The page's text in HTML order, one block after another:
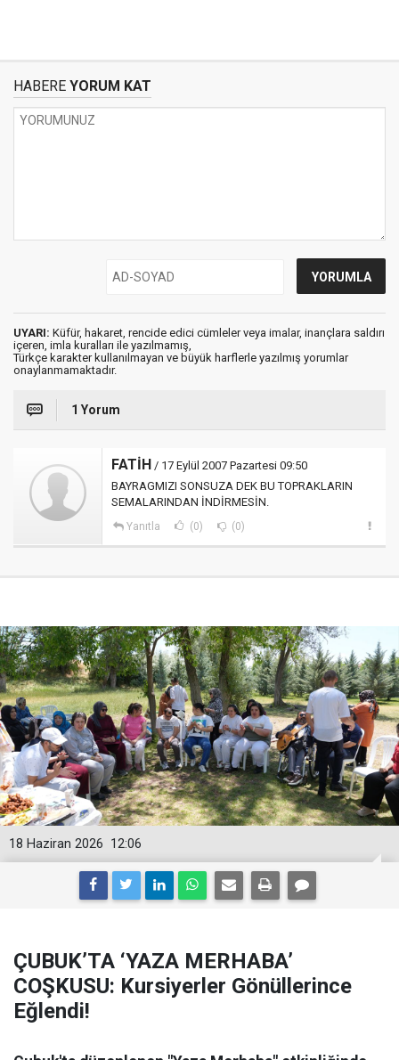
HABERE YORUM KAT
UYARI: Küfür, hakaret, rencide edici cümleler veya imalar, inançlara saldırı
içeren, imla kuralları ile yazılmamış,
Türkçe karakter kullanılmayan ve büyük harflerle yazılmış yorumlar
onaylanmamaktadır.
1 Yorum
FATİH / 17 Eylül 2007 Pazartesi 09:50
BAYRAGMIZI SONSUZA DEK BU TOPRAKLARIN
SEMALARINDAN İNDİRMESİN.
Yanıtla (0) (0)
12:06
18 Haziran 2026
ÇUBUK’TA ‘YAZA MERHABA’
COŞKUSU: Kursiyerler Gönüllerince
Eğlendi!